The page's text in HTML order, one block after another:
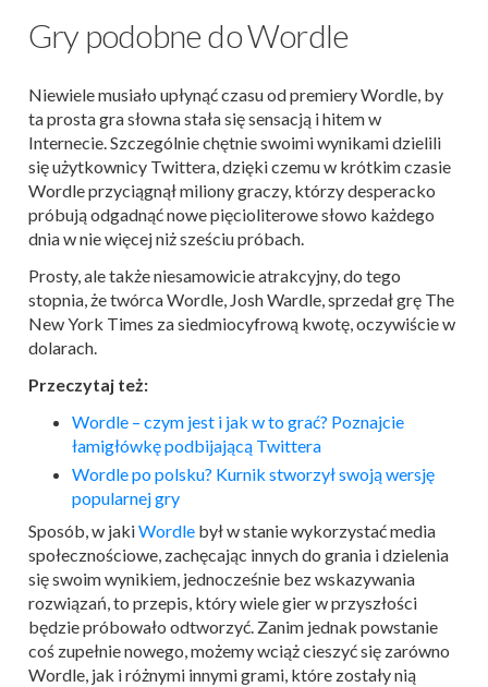
Gry podobne do Wordle
Niewiele musiało upłynąć czasu od premiery Wordle, by
ta prosta gra słowna stała się sensacją i hitem w
Internecie. Szczególnie chętnie swoimi wynikami dzielili
się użytkownicy Twittera, dzięki czemu w krótkim czasie
Wordle przyciągnął miliony graczy, którzy desperacko
próbują odgadnąć nowe pięcioliterowe słowo każdego
dnia w nie więcej niż sześciu próbach.
Prosty, ale także niesamowicie atrakcyjny, do tego
stopnia, że twórca Wordle, Josh Wardle, sprzedał grę The
New York Times za siedmiocyfrową kwotę, oczywiście w
dolarach.
Przeczytaj też:
Wordle – czym jest i jak w to grać? Poznajcie
łamigłówkę podbijającą Twittera
Wordle po polsku? Kurnik stworzył swoją wersję
popularnej gry
Sposób, w jakiWordle był w stanie wykorzystać media
społecznościowe, zachęcając innych do grania i dzielenia
się swoim wynikiem, jednocześnie bez wskazywania
rozwiązań, to przepis, który wiele gier w przyszłości
będzie próbowało odtworzyć. Zanim jednak powstanie
coś zupełnie nowego, możemy wciąż cieszyć się zarówno
Wordle, jak i różnymi innymi grami, które zostały nią